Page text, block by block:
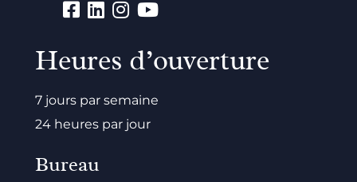
Heures d’ouverture
7 jours par semaine
24 heures par jour
Bureau